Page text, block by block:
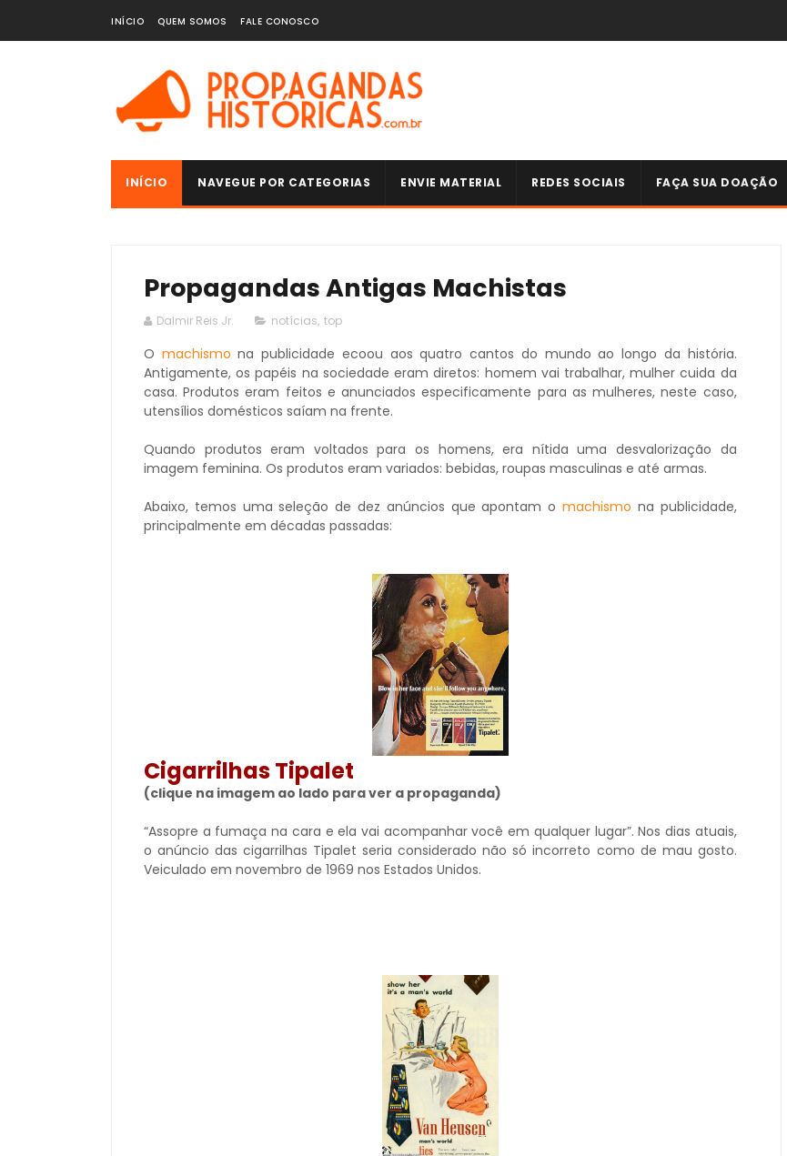
INÍCIO QUEM SOMOS FALE CONOSCO
INÍCIO NAVEGUE POR CATEGORIAS ENVIE MATERIAL REDES SOCIAIS FAÇA SUA DOAÇÃO
Propagandas Antigas Machistas
Dalmir Reis Jr. notícias, top
O machismo na publicidade ecoou aos quatro cantos do mundo ao longo da história.
Antigamente, os papéis na sociedade eram diretos: homem vai trabalhar, mulher cuida da
casa. Produtos eram feitos e anunciados especificamente para as mulheres, neste caso,
utensílios domésticos saíam na frente.
Quando produtos eram voltados para os homens, era nítida uma desvalorização da
imagem feminina. Os produtos eram variados: bebidas, roupas masculinas e até armas.
Abaixo, temos uma seleção de dez anúncios que apontam omachismo na publicidade,
principalmente em décadas passadas:
Cigarrilhas Tipalet
(clique na imagem ao lado para ver a propaganda)
“Assopre a fumaça na cara e ela vai acompanhar você em qualquer lugar”. Nos dias atuais,
o anúncio das cigarrilhas Tipalet seria considerado não só incorreto como de mau gosto.
Veiculado em novembro de 1969 nos Estados Unidos.